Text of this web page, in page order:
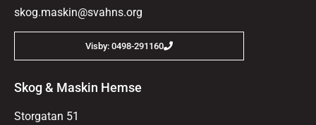
skog.maskin@svahns.org
Visby: 0498-291160
Skog & Maskin Hemse
Storgatan 51